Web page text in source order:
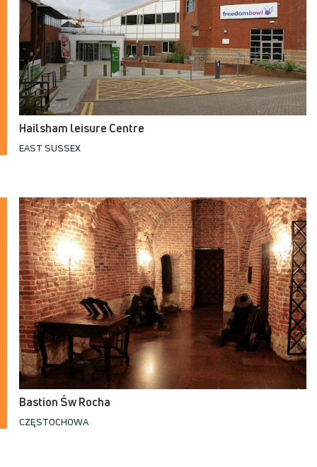
Hailsham leisure Centre
EAST SUSSEX
Bastion Św Rocha
CZĘSTOCHOWA